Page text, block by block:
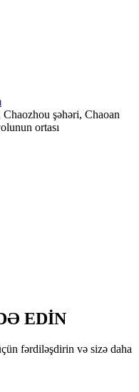
şəhəri, Chaoan
ortası
EDİN
fərdiləşdirin və sizə daha